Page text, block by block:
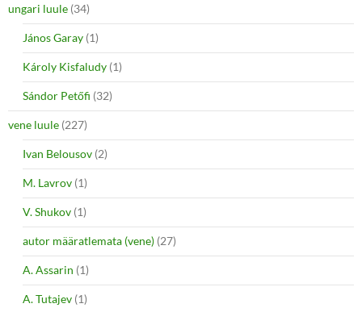
ungari luule (34)
János Garay (1)
Károly Kisfaludy (1)
Sándor Petőfi (32)
vene luule (227)
Ivan Belousov (2)
M. Lavrov (1)
V. Shukov (1)
autor määratlemata (vene) (27)
A. Assarin (1)
A. Tutajev (1)